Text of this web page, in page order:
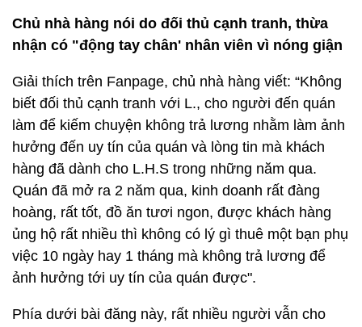
Chủ nhà hàng nói do đối thủ cạnh tranh, thừa
nhận có "động tay chân' nhân viên vì nóng giận
Giải thích trên Fanpage, chủ nhà hàng viết: “Không
biết đối thủ cạnh tranh với L., cho người đến quán
làm để kiếm chuyện không trả lương nhằm làm ảnh
hưởng đến uy tín của quán và lòng tin mà khách
hàng đã dành cho L.H.S trong những năm qua.
Quán đã mở ra 2 năm qua, kinh doanh rất đàng
hoàng, rất tốt, đồ ăn tươi ngon, được khách hàng
ủng hộ rất nhiều thì không có lý gì thuê một bạn phụ
việc 10 ngày hay 1 tháng mà không trả lương để
ảnh hưởng tới uy tín của quán được".
Phía dưới bài đăng này, rất nhiều người vẫn cho